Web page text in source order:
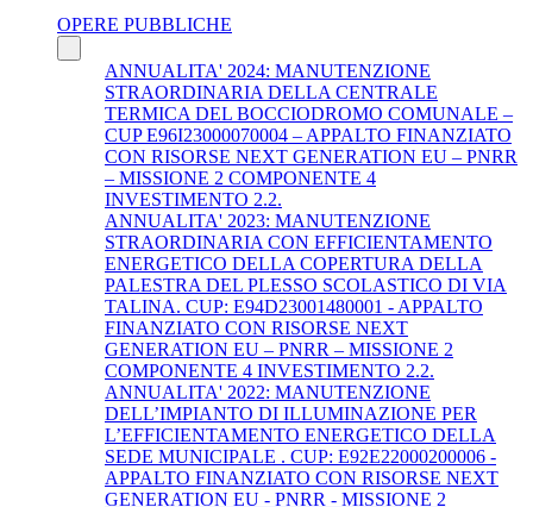
OPERE PUBBLICHE
ANNUALITA' 2024: MANUTENZIONE
STRAORDINARIA DELLA CENTRALE
TERMICA DEL BOCCIODROMO COMUNALE –
CUP E96I23000070004 – APPALTO FINANZIATO
CON RISORSE NEXT GENERATION EU – PNRR
– MISSIONE 2 COMPONENTE 4
INVESTIMENTO 2.2.
ANNUALITA' 2023: MANUTENZIONE
STRAORDINARIA CON EFFICIENTAMENTO
ENERGETICO DELLA COPERTURA DELLA
PALESTRA DEL PLESSO SCOLASTICO DI VIA
TALINA. CUP: E94D23001480001 - APPALTO
FINANZIATO CON RISORSE NEXT
GENERATION EU – PNRR – MISSIONE 2
COMPONENTE 4 INVESTIMENTO 2.2.
ANNUALITA' 2022: MANUTENZIONE
DELL’IMPIANTO DI ILLUMINAZIONE PER
L’EFFICIENTAMENTO ENERGETICO DELLA
SEDE MUNICIPALE . CUP: E92E22000200006 -
APPALTO FINANZIATO CON RISORSE NEXT
GENERATION EU - PNRR - MISSIONE 2